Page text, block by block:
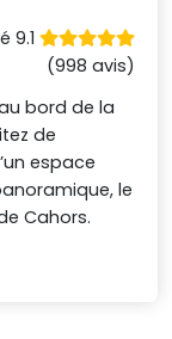
9.1
(998 avis)
bord de la
de
espace
le
Cahors.